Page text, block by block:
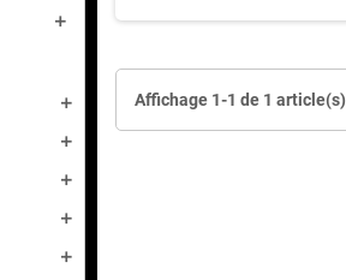
Affichage 1-1 de 1 article(s)